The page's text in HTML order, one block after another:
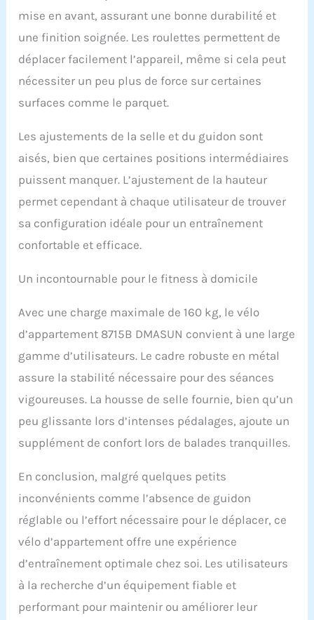
de 0 à 100 % correspond
aux différentes phases
du programme
d'entraînement quotidien
d'une personne. Écran
LCD de ce vélo
d'appartement d'intérieur
enregistre votre temps,
calories brûlées et
données d'informations
kilométrique. En même
temps, nous avons
support pour tablette
de la musique en même
vous entraîner plus
facilement et de vous
Facile à installer : pour
s'assurer que nos clients
vélos rapidement, 70 %
de l'installation du vélo
est effectuée à l'avance.
Pour le montage, il suffit
le siège, les tubes
stabilisateurs avant et
pédales. Installation :
tous les composants
installés en moins de 30
minutes. Facile à utiliser :
garantie de 12 mois.
mise en avant, assurant une bonne durabilité et
une finition soignée. Les roulettes permettent de
déplacer facilement l’appareil, même si cela peut
nécessiter un peu plus de force sur certaines
surfaces comme le parquet.
Les ajustements de la selle et du guidon sont
aisés, bien que certaines positions intermédiaires
puissent manquer. L’ajustement de la hauteur
permet cependant à chaque utilisateur de trouver
sa configuration idéale pour un entraînement
confortable et efficace.
Un incontournable pour le fitness à domicile
Avec une charge maximale de 160 kg, le vélo
d’appartement 8715B DMASUN convient à une large
gamme d’utilisateurs. Le cadre robuste en métal
assure la stabilité nécessaire pour des séances
vigoureuses. La housse de selle fournie, bien qu’un
peu glissante lors d’intenses pédalages, ajoute un
supplément de confort lors de balades tranquilles.
En conclusion, malgré quelques petits
inconvénients comme l’absence de guidon
réglable ou l’effort nécessaire pour le déplacer, ce
vélo d’appartement offre une expérience
d’entraînement optimale chez soi. Les utilisateurs
à la recherche d’un équipement fiable et
performant pour maintenir ou améliorer leur